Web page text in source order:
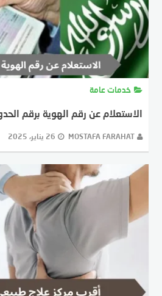
خدمات عامة
الاستعلام عن رقم الهوية برقم
MOSTAFA FARAHAT 26 يناير، 2025